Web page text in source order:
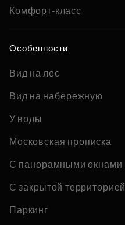
Комфорт-класс
Особенности
Вид на лес
Вид на набережную
У воды
Московская прописка
С панорамными окнами
С закрытой территорией
Паркинг